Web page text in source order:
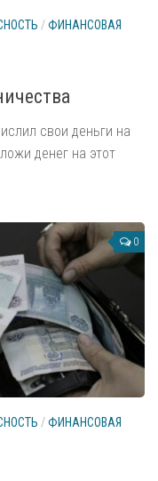
/ФИНАНСОВАЯ
свои деньги на
денег на этот
0
/ФИНАНСОВАЯ